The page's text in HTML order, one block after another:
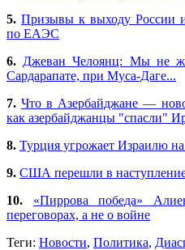
5. Призывы к выходу России
по ЕАЭС
6. Джеван Челоянц: Мы не
Сардарапате, при Муса-Даге...
7. Что в Азербайджане —
как азербайджанцы "спасли"
8. Турция угрожает Израилю
9. США перешли в
10.
«Пиррова победа»
переговорах, а не о войне
Теги: Новости, Политика,